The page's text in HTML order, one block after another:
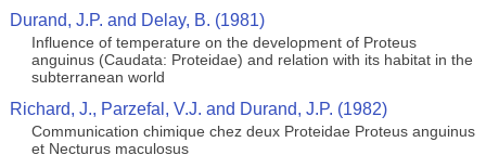
Durand, J.P. and Delay, B. (1981)
Influence of temperature on the development of Proteus
anguinus (Caudata: Proteidae) and relation with its habitat in the
subterranean world
Richard, J., Parzefal, V.J. and Durand, J.P. (1982)
Communication chimique chez deux Proteidae Proteus anguinus
et Necturus maculosus